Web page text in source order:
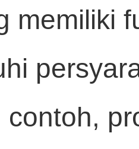
memiliki
contoh,